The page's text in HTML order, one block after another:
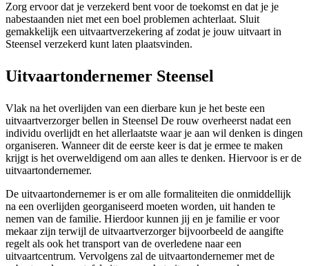
Zorg ervoor dat je verzekerd bent voor de toekomst en dat je je
nabestaanden niet met een boel problemen achterlaat. Sluit
gemakkelijk een uitvaartverzekering af zodat je jouw uitvaart in
Steensel verzekerd kunt laten plaatsvinden.
Uitvaartondernemer Steensel
Vlak na het overlijden van een dierbare kun je het beste een
uitvaartverzorger bellen in Steensel De rouw overheerst nadat een
individu overlijdt en het allerlaatste waar je aan wil denken is dingen
organiseren. Wanneer dit de eerste keer is dat je ermee te maken
krijgt is het overweldigend om aan alles te denken. Hiervoor is er de
uitvaartondernemer.
De uitvaartondernemer is er om alle formaliteiten die onmiddellijk
na een overlijden georganiseerd moeten worden, uit handen te
nemen van de familie. Hierdoor kunnen jij en je familie er voor
mekaar zijn terwijl de uitvaartverzorger bijvoorbeeld de aangifte
regelt als ook het transport van de overledene naar een
uitvaartcentrum. Vervolgens zal de uitvaartondernemer met de